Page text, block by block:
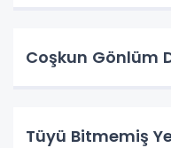
Coşkun Gönlüm
Tüyü Bitmemiş